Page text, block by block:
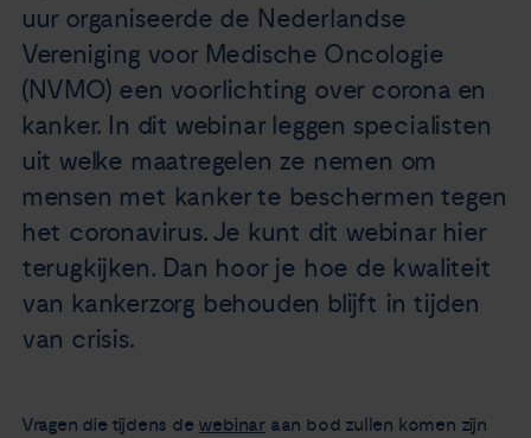
Agenda
Over ons
Zorgverleners
Contact
uur organiseerde de Nederlandse
Vereniging voor Medische Oncologie
(NVMO) een voorlichting over corona en
kanker. In dit webinar leggen specialisten
uit welke maatregelen ze nemen om
mensen met kanker te beschermen tegen
het coronavirus. Je kunt dit webinar hier
terugkijken. Dan hoor je hoe de kwaliteit
van kankerzorg behouden blijft in tijden
van crisis.
Vragen die tijdens de webinar aan bod zullen komen zijn